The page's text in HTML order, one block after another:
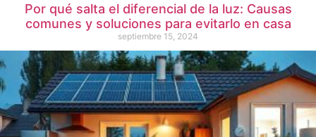
Por qué salta el diferencial de la luz: Causas
comunes y soluciones para evitarlo en casa
septiembre 15, 2024